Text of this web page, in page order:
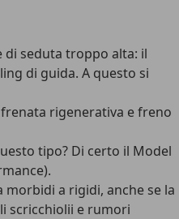
di seduta troppo alta: il
di guida. A questo si
rigenerativa e freno
tipo? Di certo il Model
a rigidi, anche se la
scricchiolii e rumori